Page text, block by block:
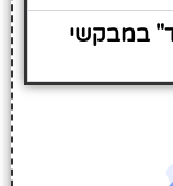
במבקשי